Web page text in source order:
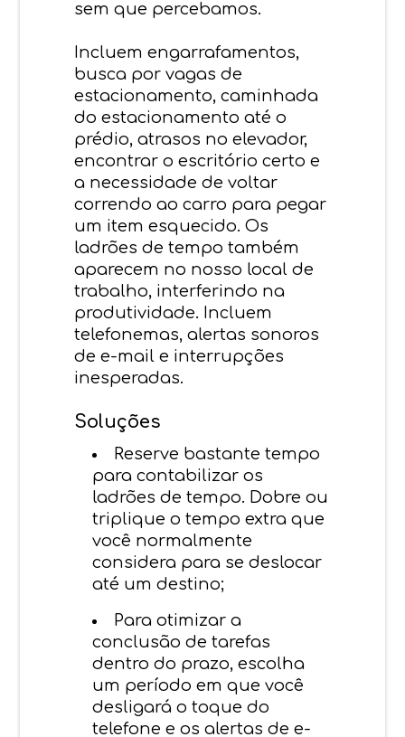
sem que percebamos.
Incluem engarrafamentos,
busca por vagas de
estacionamento, caminhada
do estacionamento até o
prédio, atrasos no elevador,
encontrar o escritório certo e
a necessidade de voltar
correndo ao carro para pegar
um item esquecido. Os
ladrões de tempo também
aparecem no nosso local de
trabalho, interferindo na
produtividade. Incluem
telefonemas, alertas sonoros
de e-mail e interrupções
inesperadas.
Soluções
Reserve bastante tempo
para contabilizar os
ladrões de tempo. Dobre ou
triplique o tempo extra que
você normalmente
considera para se deslocar
até um destino;
Para otimizar a
conclusão de tarefas
dentro do prazo, escolha
um período em que você
desligará o toque do
telefone e os alertas de e-